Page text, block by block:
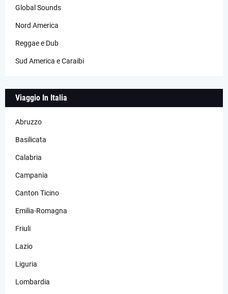
Global Sounds
Nord America
Reggae e Dub
Sud America e Caraibi
Viaggio In Italia
Abruzzo
Basilicata
Calabria
Campania
Canton Ticino
Emilia-Romagna
Friuli
Lazio
Liguria
Lombardia